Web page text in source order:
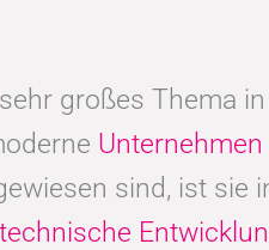
großes Thema
Unternehmen
sind, ist sie